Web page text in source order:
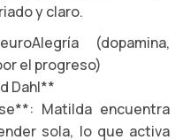
y claro.
(dopamina,
el progreso)
Dahl**
Matilda encuentra
sola, lo que activa